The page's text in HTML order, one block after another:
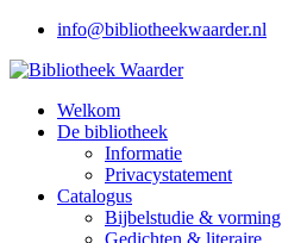
info@bibliotheekwaarder.nl
Welkom
De bibliotheek
Informatie
Privacystatement
Catalogus
Bijbelstudie & vorming
Gedichten & literaire